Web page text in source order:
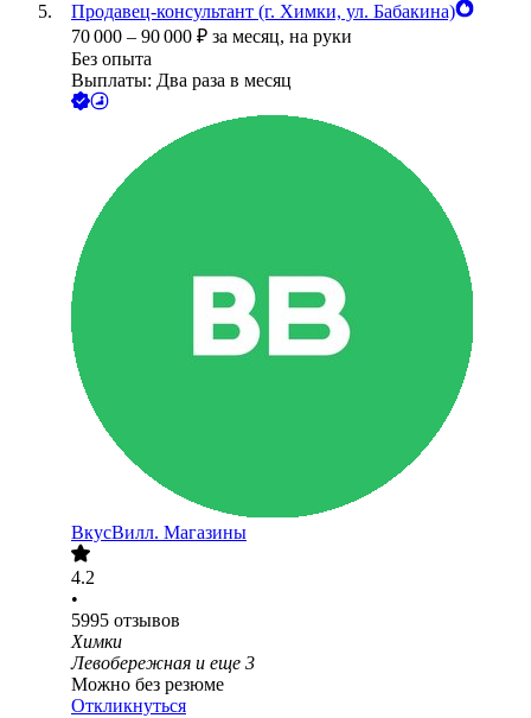
Продавец-консультант (г. Химки, ул. Бабакина)
70 000 – 90 000 ₽ за месяц, на руки
Без опыта
Выплаты: Два раза в месяц
ВкусВилл. Магазины
4.2
•
5995 отзывов
Химки
Левобережная и еще 3
Можно без резюме
Откликнуться